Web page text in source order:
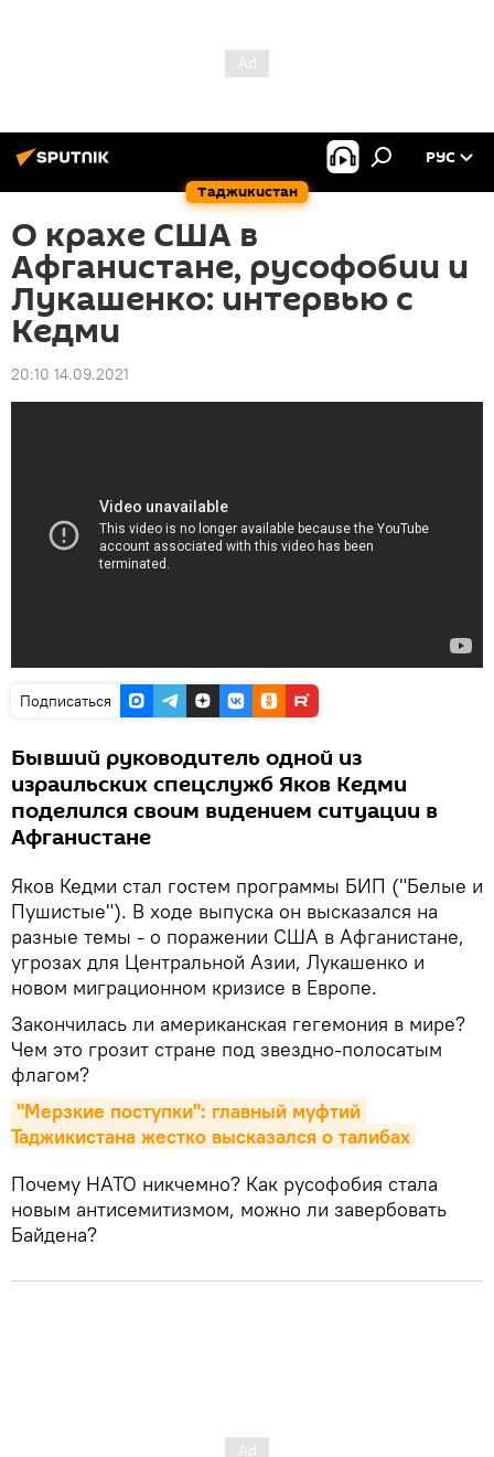
Таджикистан
РУС
О крахе США в
Афганистане, русофобии и
Лукашенко: интервью с
Кедми
20:10 14.09.2021
Подписаться
Бывший руководитель одной из
израильских спецслужб Яков Кедми
поделился своим видением ситуации в
Афганистане
Яков Кедми стал гостем программы БИП ("Белые и
Пушистые"). В ходе выпуска он высказался на
разные темы - о поражении США в Афганистане,
угрозах для Центральной Азии, Лукашенко и
новом миграционном кризисе в Европе.
Закончилась ли американская гегемония в мире?
Чем это грозит стране под звездно-полосатым
флагом?
"Мерзкие поступки": главный муфтий
Таджикистана жестко высказался о талибах
Почему НАТО никчемно? Как русофобия стала
новым антисемитизмом, можно ли завербовать
Байдена?